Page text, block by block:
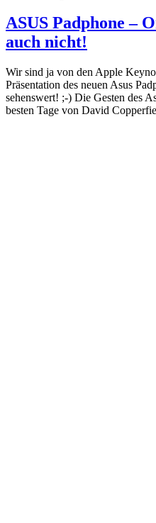
ASUS Padphone –
auch nicht!
Wir sind ja von den Apple
Präsentation des neuen Asus
sehenswert! ;-) Die Gesten des
besten Tage von David